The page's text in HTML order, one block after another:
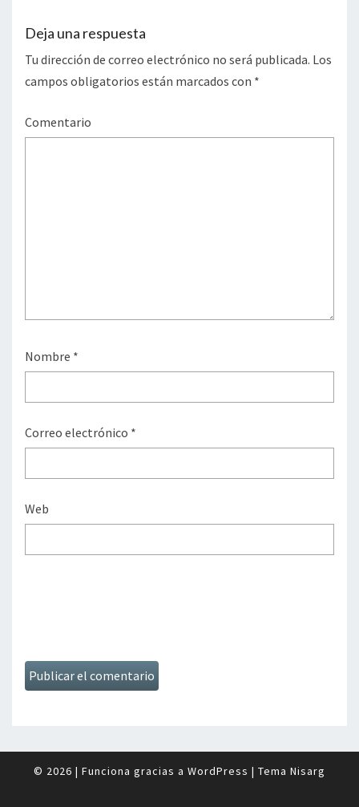
Deja una respuesta
Tu dirección de correo electrónico no será publicada. Los
campos obligatorios están marcados con *
Comentario
Nombre *
Correo electrónico *
Web
© 2026 | Funciona gracias a WordPress | Tema Nisarg